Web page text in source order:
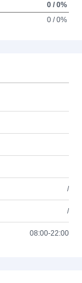
0 / 0%
0 / 0%
/
/
08:00-22:00